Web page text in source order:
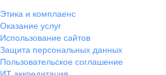
Этика и комплаенс
Оказание услуг
Использование сайтов
Защита персональных данных
Пользовательское соглашение